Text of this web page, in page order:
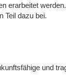
erarbeitet
Teil dazu bei.
und